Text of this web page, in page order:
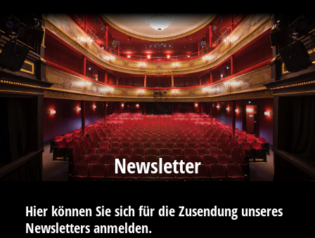
Newsletter
Hier können Sie sich für die Zusendung unseres
Newsletters anmelden.